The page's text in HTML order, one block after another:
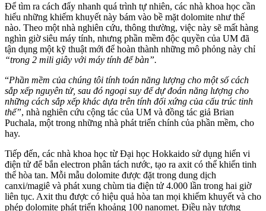
Để tìm ra cách đẩy nhanh quá trình tự nhiên, các nhà khoa học cần
hiểu những khiếm khuyết này bám vào bề mặt dolomite như thế
nào. Theo một nhà nghiên cứu, thông thường, việc này sẽ mất hàng
nghìn giờ siêu máy tính, nhưng phần mềm độc quyền của UM đã
tận dụng một kỹ thuật mới để hoàn thành những mô phỏng này chỉ
“trong 2 mili giây với máy tính để bàn”.
“Phần mềm của chúng tôi tính toán năng lượng cho một số cách
sắp xếp nguyên tử, sau đó ngoại suy để dự đoán năng lượng cho
những cách sắp xếp khác dựa trên tính đối xứng của cấu trúc tinh
thể”, nhà nghiên cứu cộng tác của UM và đồng tác giả Brian
Puchala, một trong những nhà phát triển chính của phần mềm, cho
hay.
Tiếp đến, các nhà khoa học từ Đại học Hokkaido sử dụng hiển vi
điện tử để bắn electron phân tách nước, tạo ra axit có thể khiến tinh
thể hòa tan. Mỗi mẫu dolomite được đặt trong dung dịch
canxi/magiê và phát xung chùm tia điện tử 4.000 lần trong hai giờ
liên tục. Axit thu được có hiệu quả hòa tan mọi khiếm khuyết và cho
phép dolomite phát triển khoảng 100 nanomet. Điều này tương